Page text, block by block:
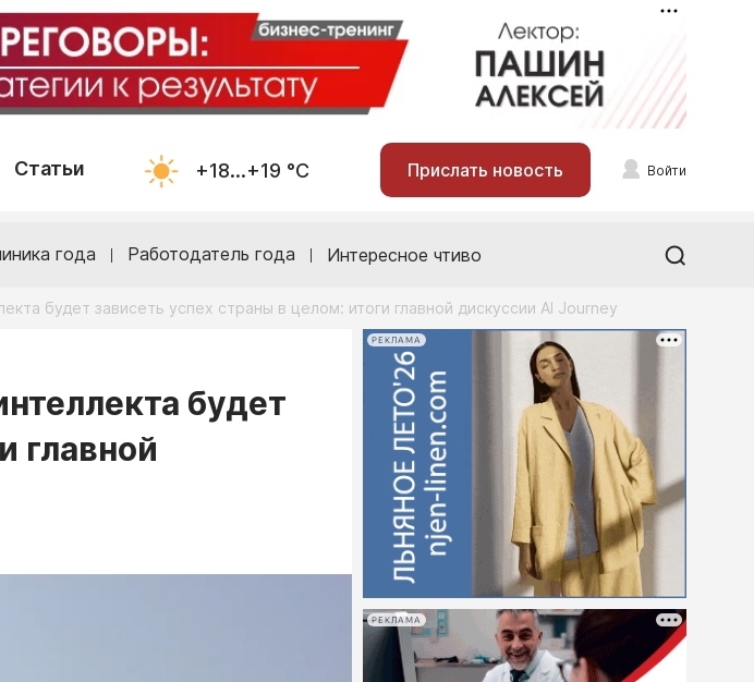
Статьи +18...+19 °С Прислать новость Войти
года Работодатель года Интересное чтиво
будет зависеть успех страны в целом: итоги главной дискуссии AI Journey
будет
главной
РЕКЛАМА
РЕКЛАМА